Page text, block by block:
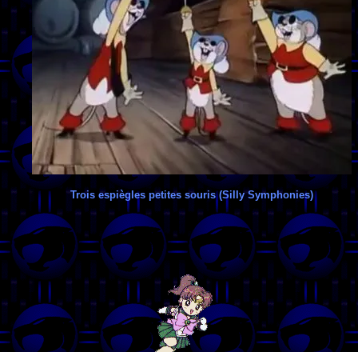
Trois espiègles petites souris (Silly Symphonies)